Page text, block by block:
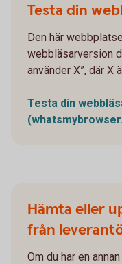
Testa din
Den här
webbläsarversion
använder X”, där X
Testa din
Hämta eller
från
Om du har en